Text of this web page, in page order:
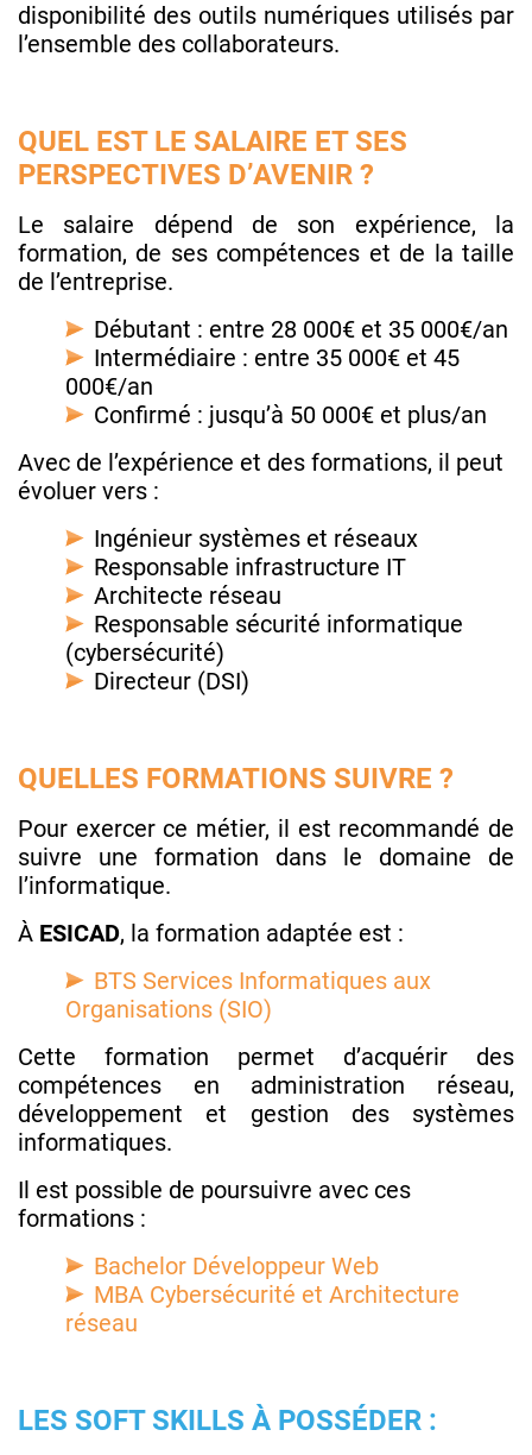
disponibilité des outils numériques utilisés par
l’ensemble des collaborateurs.
QUEL EST LE SALAIRE ET SES
PERSPECTIVES D’AVENIR ?
Le salaire dépend de son expérience, la
formation, de ses compétences et de la taille
de l’entreprise.
Débutant : entre 28 000€ et 35 000€/an
Intermédiaire : entre 35 000€ et 45
000€/an
Confirmé : jusqu’à 50 000€ et plus/an
Avec de l’expérience et des formations, il peut
évoluer vers :
Ingénieur systèmes et réseaux
Responsable infrastructure IT
Architecte réseau
Responsable sécurité informatique
(cybersécurité)
Directeur (DSI)
QUELLES FORMATIONS SUIVRE ?
Pour exercer ce métier, il est recommandé de
suivre une formation dans le domaine de
l’informatique.
À ESICAD, la formation adaptée est :
BTS Services Informatiques aux
Organisations (SIO)
Cette formation permet d’acquérir des
compétences en administration réseau,
développement et gestion des systèmes
informatiques.
Il est possible de poursuivre avec ces
formations :
Bachelor Développeur Web
MBA Cybersécurité et Architecture
réseau
LES SOFT SKILLS À POSSÉDER :